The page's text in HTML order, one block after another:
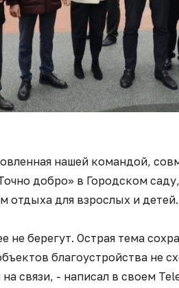
нашей командой,
добро» в Городском саду,
для взрослых и детей.
не берегут. Острая тема
благоустройства не
связи, - написал в своем